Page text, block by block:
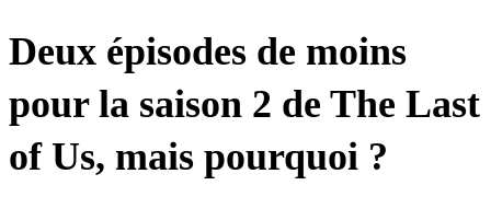
Deux épisodes de moins
pour la saison 2 de The Last
of Us, mais pourquoi ?